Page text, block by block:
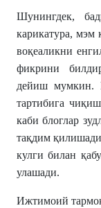
Шунингдек,
карикатура, мэм
воқеаликни
фикрини
дейиш мумкин.
тартибига
каби блоглар
тақдим
кулги билан
улашади.
Ижтимоий